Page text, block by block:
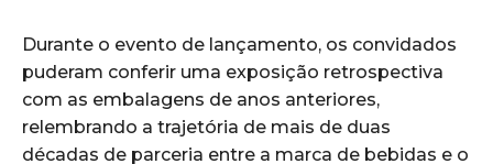
Durante o evento de lançamento, os convidados
puderam conferir uma exposição retrospectiva
com as embalagens de anos anteriores,
relembrando a trajetória de mais de duas
décadas de parceria entre a marca de bebidas e o